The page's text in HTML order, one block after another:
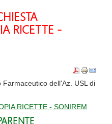
RICETTE -
dell'Az. USL di
RICETTE - SONIREM